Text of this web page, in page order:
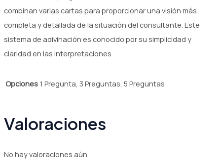
combinan varias cartas para proporcionar una visión más
completa y detallada de la situación del consultante. Este
sistema de adivinación es conocido por su simplicidad y
claridad en las interpretaciones.
Opciones 1 Pregunta, 3 Preguntas, 5 Preguntas
Valoraciones
No hay valoraciones aún.